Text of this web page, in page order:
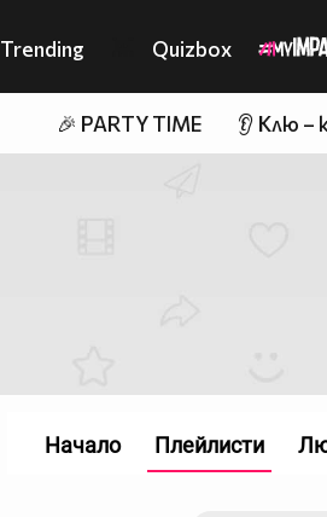
Trending Quizbox
🎉 PARTY TIME 👂 Клю –
Начало Плейлисти